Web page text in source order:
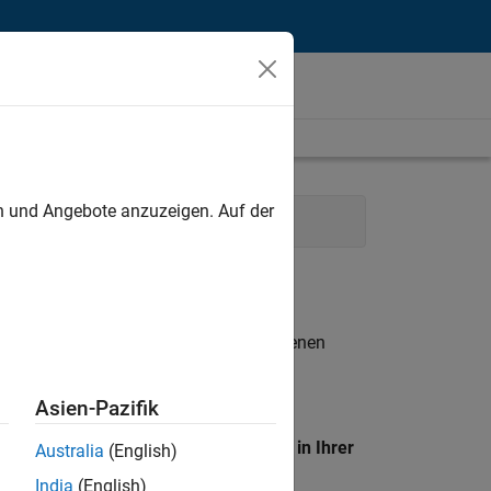
Human Resources
. Wenn Sie noch immer keine offenen
unseres
Standort, um alle Stellenangebote in Ihrer
Angebote anzuzeigen. Auf der
Asien-Pazifik
Australia (English)
India (English)